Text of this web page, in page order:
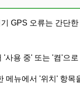
GPS 오류는 간단
사용 중' 또는 '켬'으
메뉴에서 '위치' 항목